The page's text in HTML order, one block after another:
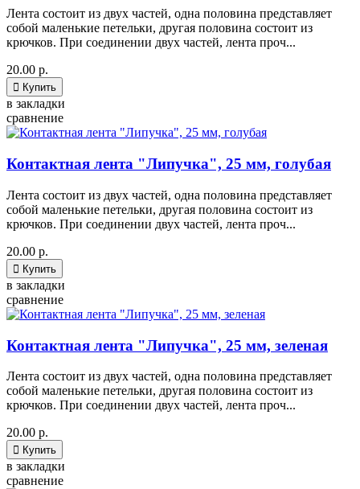
Лента состоит из двух частей, одна половина представляет
собой маленькие петельки, другая половина состоит из
крючков. При соединении двух частей, лента проч...
20.00 р.
 Купить
в закладки
сравнение
Контактная лента "Липучка", 25 мм, голубая
Лента состоит из двух частей, одна половина представляет
собой маленькие петельки, другая половина состоит из
крючков. При соединении двух частей, лента проч...
20.00 р.
 Купить
в закладки
сравнение
Контактная лента "Липучка", 25 мм, зеленая
Лента состоит из двух частей, одна половина представляет
собой маленькие петельки, другая половина состоит из
крючков. При соединении двух частей, лента проч...
20.00 р.
 Купить
в закладки
сравнение